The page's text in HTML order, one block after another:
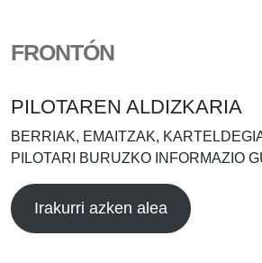
FRONTÓN
PILOTAREN ALDIZKARIA
BERRIAK, EMAITZAK,
PILOTARI BURUZKO INFORMAZIO
Irakurri azken alea